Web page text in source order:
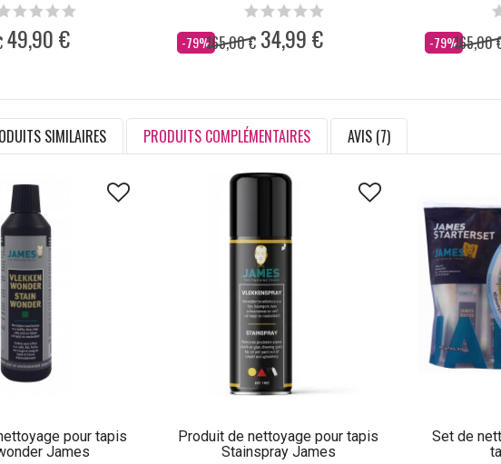
49,90 € -79%
Dès 165,00 € 34,99 € -79%
Dès 165,00
SIMILAIRES PRODUITS COMPLÉMENTAIRES AVIS (7)
pour tapis
James
Produit de nettoyage pour tapis
Stainspray James
Set de